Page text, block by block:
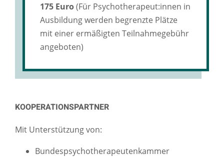
175 Euro(Für Psychotherapeut:innen in
Ausbildung werden begrenzte Plätze
mit einer ermäßigten Teilnahmegebühr
angeboten)
KOOPERATIONSPARTNER
Mit Unterstützung von:
Bundespsychotherapeutenkammer